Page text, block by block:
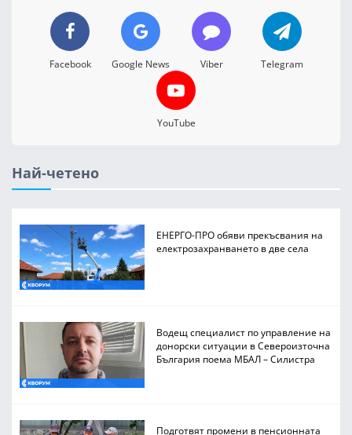
Facebook Google News Viber Telegram
YouTube
Най-четено
ЕНЕРГО-ПРО обяви прекъсвания на
електрозахранването в две села
Водещ специалист по управление на
донорски ситуации в Североизточна
България поема МБАЛ – Силистра
Подготвят промени в пенсионната